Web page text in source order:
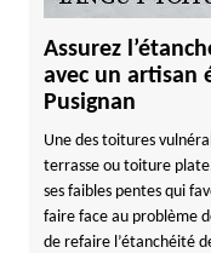
Assurez
avec un artisan
Pusignan
Une des toitures
terrasse ou toiture
ses faibles pentes qui
faire face au problème
de refaire l’étanchéité